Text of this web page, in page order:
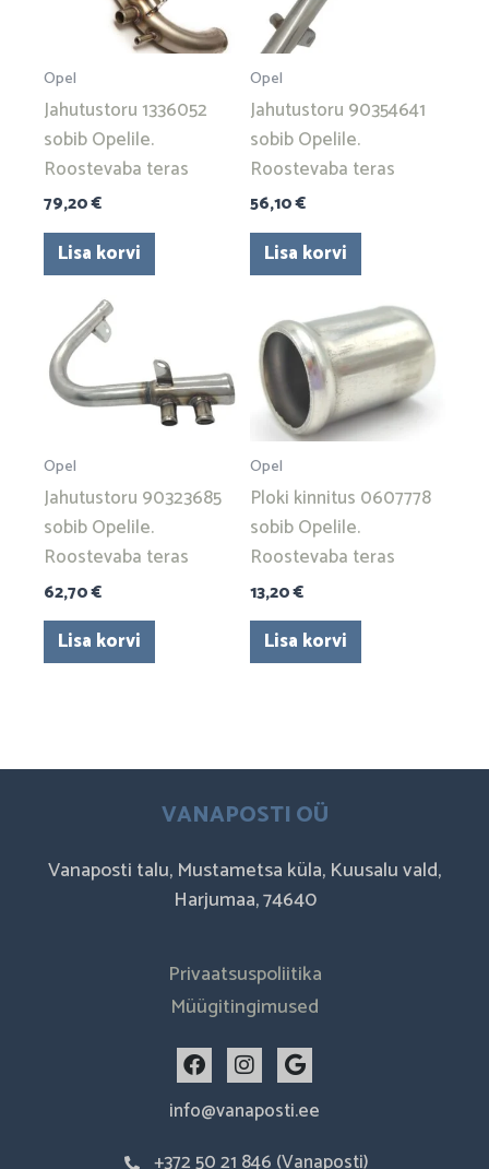
Opel
Jahutustoru 1336052
sobib Opelile.
Roostevaba teras
79,20€
Lisa korvi
Opel
Jahutustoru 90354641
sobib Opelile.
Roostevaba teras
56,10€
Lisa korvi
Opel
Jahutustoru 90323685
sobib Opelile.
Roostevaba teras
62,70€
Lisa korvi
Opel
Ploki kinnitus 0607778
sobib Opelile.
Roostevaba teras
13,20€
Lisa korvi
VANAPOSTI OÜ
Vanaposti talu, Mustametsa küla, Kuusalu vald,
Harjumaa, 74640
Privaatsuspoliitika
Müügitingimused
F
a
c
e
I
n
s
t
G
o
o
g
info@vanaposti.ee
+372 50 21 846 (Vanaposti)